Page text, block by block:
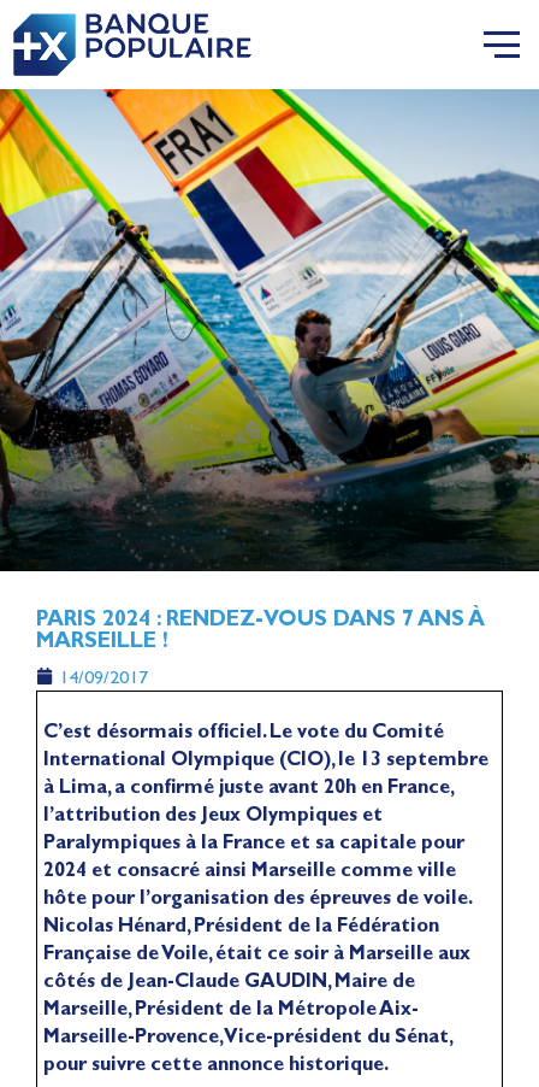
PARIS 2024 : RENDEZ-VOUS DANS 7 ANS À
MARSEILLE !
14/09/2017
C’est désormais officiel. Le vote du Comité
International Olympique (CIO), le 13 septembre
à Lima, a confirmé juste avant 20h en France,
l’attribution des Jeux Olympiques et
Paralympiques à la France et sa capitale pour
2024 et consacré ainsi Marseille comme ville
hôte pour l’organisation des épreuves de voile.
Nicolas Hénard, Président de la Fédération
Française de Voile, était ce soir à Marseille aux
côtés de Jean-Claude GAUDIN, Maire de
Marseille, Président de la Métropole Aix-
Marseille-Provence, Vice-président du Sénat,
pour suivre cette annonce historique.